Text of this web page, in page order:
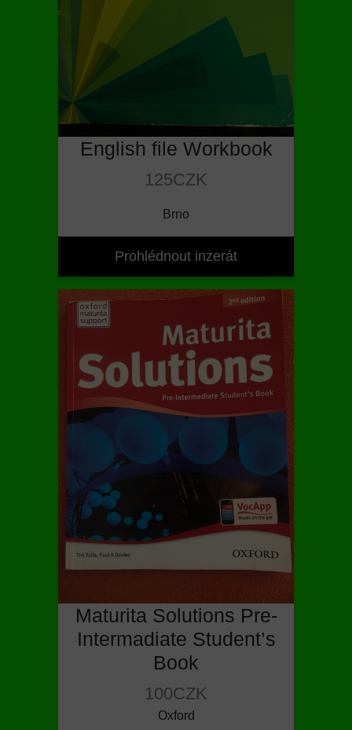
English file Workbook
125CZK
Brno
Prohlédnout inzerát
Maturita Solutions Pre-
Intermadiate Student’s
Book
100CZK
Oxford